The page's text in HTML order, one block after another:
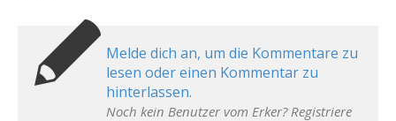
Melde dich an, um die Kommentare zu
lesen oder einen Kommentar zu
hinterlassen.
Noch kein Benutzer vom Erker? Registriere